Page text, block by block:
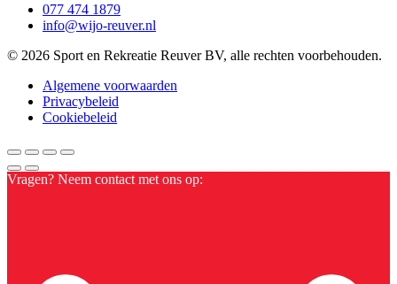
077 474 1879
info@wijo-reuver.nl
© 2026 Sport en Rekreatie Reuver BV, alle rechten voorbehouden.
Algemene voorwaarden
Privacybeleid
Cookiebeleid
Vragen? Neem contact met ons op: